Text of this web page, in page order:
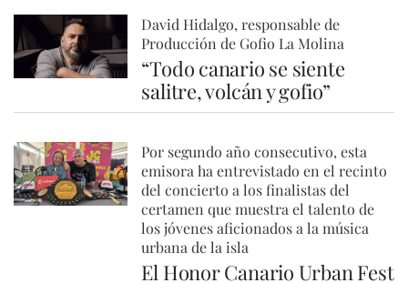
David Hidalgo, responsable de
Producción de Gofio La Molina
“Todo canario se siente
salitre, volcán y gofio”
Por segundo año consecutivo, esta
emisora ha entrevistado en el recinto
del concierto a los finalistas del
certamen que muestra el talento de
los jóvenes aficionados a la música
urbana de la isla
El Honor Canario Urban Fest